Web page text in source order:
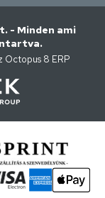
- Minden ami
Octopus 8 ERP